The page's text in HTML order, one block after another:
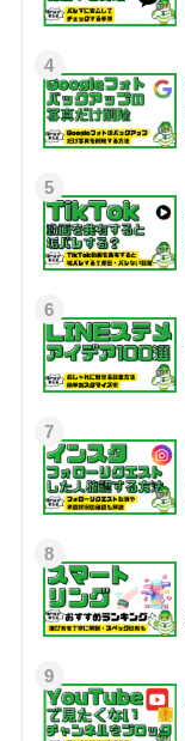
4
5
6
7
8
9